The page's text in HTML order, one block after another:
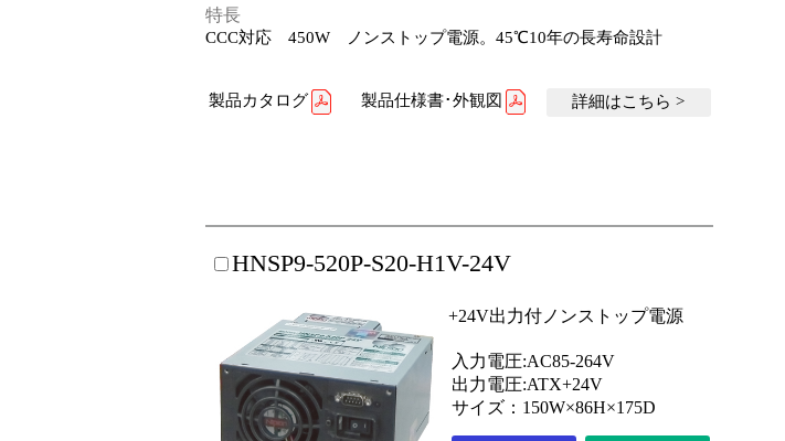
特長
CCC対応 450W ノンストップ電源。45℃10年の長寿命設計
製品カタログ 製品仕様書･外観図 詳細はこちら >
HNSP9-520P-S20-H1V-24V
+24V出力付ノンストップ電源
入力電圧:AC85-264V
出力電圧:ATX+24V
サイズ：150W×86H×175D